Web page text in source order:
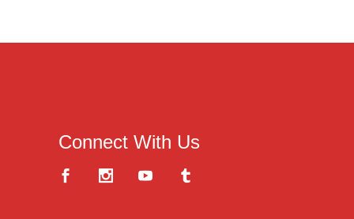
Connect With Us